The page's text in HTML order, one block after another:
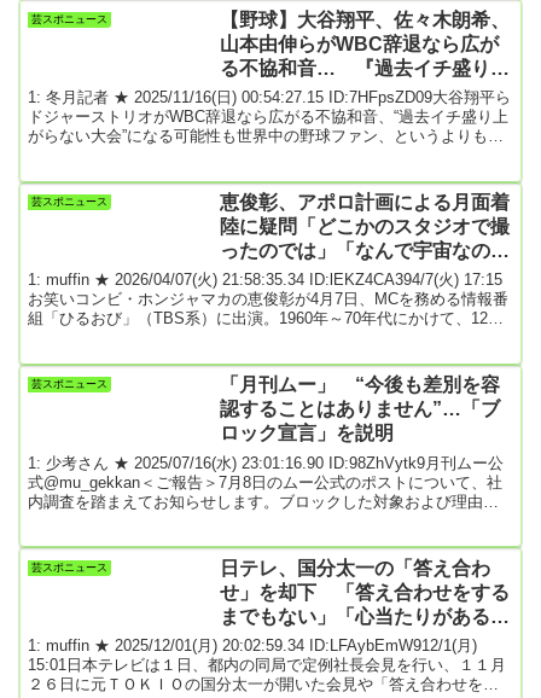
し、そう状態とうつ状態を繰り返す双極性感情障害、甲状腺ホルモ
ンが過剰分泌され精神的に不安定にな!師る甲状腺機能亢進症と診断
され、現在は通院治療をしてい...
芸スポニュース
【野球】大谷翔平、佐々木朗希、
山本由伸らがWBC辞退なら広が
る不協和音… 『過去イチ盛り上
がらない大会』になる可能性も
1: 冬月記者 ★ 2025/11/16(日) 00:54:27.15 ID:7HFpsZD09大谷翔平ら
ドジャーストリオがWBC辞退なら広がる不協和音、“過去イチ盛り上
がらない大会”になる可能性も世界中の野球ファン、というよりも大
『WBC2026』について、ロサンゼルス・ドジャースのブランドン・
ゴームスGM（41）が、開幕まで4か月を切った現時点で「まだ話し
芸スポニュース
恵俊彰、アポロ計画による月面着
陸に疑問「どこかのスタジオで撮
ったのでは」「なんで宇宙なのに
国旗がたなびいているのか？」
1: muffin ★ 2026/04/07(火) 21:58:35.34 ID:lEKZ4CA394/7(火) 17:15
お笑いコンビ・ホンジャマカの恵俊彰が4月7日、MCを務める情報番
組「ひるおび」（TBS系）に出演。1960年～70年代にかけて、12人
ス計画」の一環で打ち上げられた有人宇宙船オリオンが、人類史
上、地球から最も遠い地点に到達したと発表。これを受けて、こ...
芸スポニュース
「月刊ムー」 “今後も差別を容
認することはありません”…「ブ
ロック宣言」を説明
1: 少考さん ★ 2025/07/16(水) 23:01:16.90 ID:98ZhVytk9月刊ムー公
式@mu_gekkan＜ご報告＞7月8日のムー公式のポストについて、社
内調査を踏まえてお知らせします。ブロックした対象および理由に
て。アカウント情報に媒体名を含んだ状態での運用であり、実際に
媒体の関係者の運用するアカウントでした。当該アカウントのポス
トには、差別にあたるポス...
芸スポニュース
日テレ、国分太一の「答え合わ
せ」を却下 「答え合わせをする
までもない」「心当たりがあると
述べられている」★ 2
1: muffin ★ 2025/12/01(月) 20:02:59.34 ID:LFAybEmW912/1(月)
15:01日本テレビは１日、都内の同局で定例社長会見を行い、１１月
２６日に元ＴＯＫＩＯの国分太一が開いた会見や「答え合わせをし